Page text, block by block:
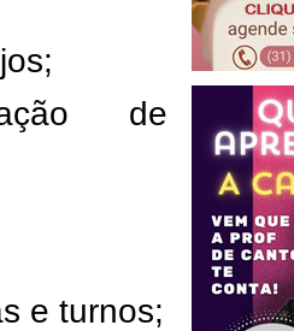
de
e turnos;